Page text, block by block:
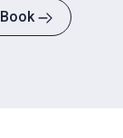
Book